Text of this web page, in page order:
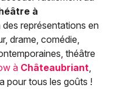
à
des représentations en
drame, comédie,
théâtre
à Châteaubriant,
pour tous les goûts !